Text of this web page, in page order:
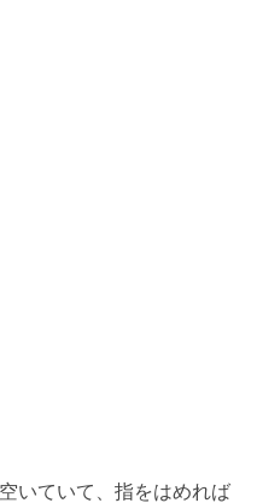
いていて、指をはめれば